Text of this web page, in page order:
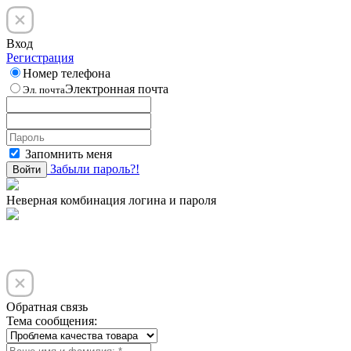
Вход
Регистрация
Номер телефона
Эл. почтаЭлектронная почта
Запомнить меня
Войти Забыли пароль?!
Неверная комбинация логина и пароля
Обратная связь
Тема сообщения: